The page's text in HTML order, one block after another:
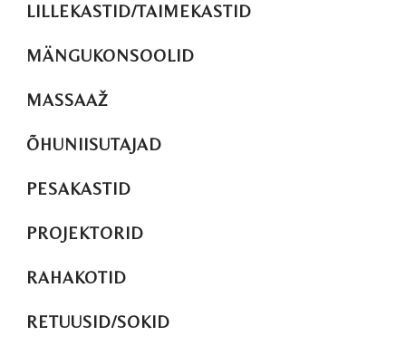
LILLEKASTID/TAIMEKASTID
MÄNGUKONSOOLID
MASSAAŽ
ÕHUNIISUTAJAD
PESAKASTID
PROJEKTORID
RAHAKOTID
RETUUSID/SOKID